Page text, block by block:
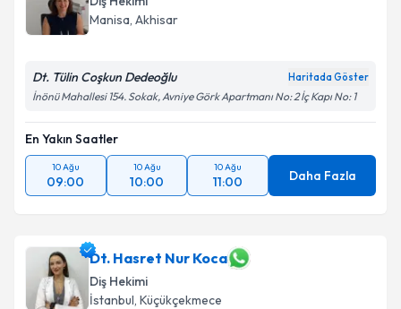
Manisa, Akhisar
Dt. Tülin Coşkun Dedeoğlu Haritada Göster
İnönü Mahallesi 154. Sokak, Avniye Görk Apartmanı No: 2 İç Kapı No: 1
En Yakın Saatler
10 Ağu
09:00
10 Ağu
10:00
10 Ağu
11:00 Daha Fazla
Dt. Hasret Nur Koca
Diş Hekimi
İstanbul, Küçükçekmece